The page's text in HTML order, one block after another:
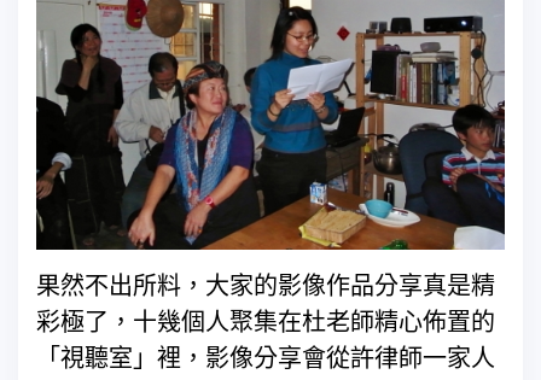
果然不出所料，大家的影像作品分享真是精
彩極了，十幾個人聚集在杜老師精心佈置的
「視聽室」裡，影像分享會從許律師一家人